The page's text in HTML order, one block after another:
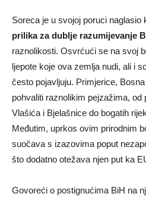
Soreca je u svojoj poruci naglasio
prilika za dublje razumijevanje
raznolikosti. Osvrćući se na svoj
ljepote koje ova zemlja nudi, ali i
često pojavljuju. Primjerice,
pohvaliti raznolikim pejzažima, od
Vlašića i Bjelašnice do bogatih
Međutim, uprkos ovim prirodnim
suočava s izazovima poput
što dodatno otežava njen put ka
Govoreći o postignućima BiH na